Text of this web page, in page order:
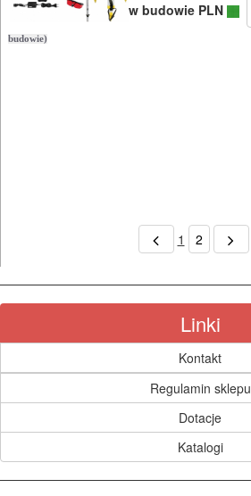
w budowie PLN
budowie)
1 2
Linki
Kontakt
Regulamin sklepu
Dotacje
Katalogi